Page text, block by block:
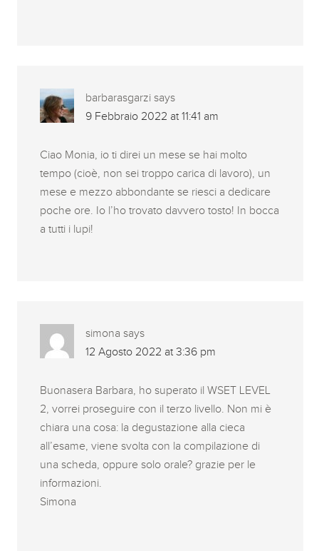
barbarasgarzi says
9 Febbraio 2022 at 11:41 am
Ciao Monia, io ti direi un mese se hai molto
tempo (cioè, non sei troppo carica di lavoro), un
mese e mezzo abbondante se riesci a dedicare
poche ore. Io l’ho trovato davvero tosto! In bocca
a tutti i lupi!
simona says
12 Agosto 2022 at 3:36 pm
Buonasera Barbara, ho superato il WSET LEVEL
2, vorrei proseguire con il terzo livello. Non mi è
chiara una cosa: la degustazione alla cieca
all’esame, viene svolta con la compilazione di
una scheda, oppure solo orale? grazie per le
informazioni.
Simona